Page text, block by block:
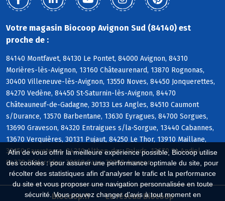
Afin de vous offrir la meilleure expérience possible, Biocoop utilise
des cookies : pour assurer une performance optimale du site, pour
récolter des statistiques afin d'analyser le trafic et la performance
du site et vous proposer une navigation personnalisée en toute
sécurité. Vous pouvez changer d'avis à tout moment en
Votre magasin Biocoop Avignon Sud (84140) est
proche de :
84140 Montfavet, 84130 Le Pontet, 84000 Avignon, 84310
Morières-lès-Avignon, 13160 Châteaurenard, 13870 Rognonas,
30400 Villeneuve-lès-Avignon, 13550 Noves, 84450 Jonquerettes,
84270 Vedène, 84450 St-Saturnin-lès-Avignon, 84470
Châteauneuf-de-Gadagne, 30133 Les Angles, 84510 Caumont
s/Durance, 13570 Barbentane, 13630 Eyragues, 84700 Sorgues,
13690 Graveson, 84320 Entraigues s/la-Sorgue, 13440 Cabannes,
13670 Verquières, 30131 Pujaut, 84250 Le Thor, 13910 Maillane,
30150 Sauveterre, 84210 Althen-des-Paluds, 13670 St-Andiol,
84370 Bédarrides, 30650 Saze, 30390 Aramon
Biocoop.fr Le réseau Biocoop